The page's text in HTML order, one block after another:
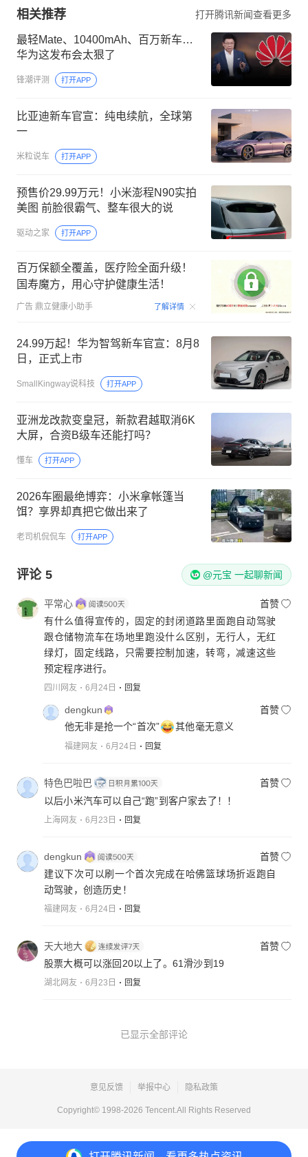
相关推荐 打开腾讯新闻查看更多
最轻Mate、10400mAh、百万新车…
华为这发布会太狠了
锋潮评测 打开APP
比亚迪新车官宣：纯电续航，全球第
一
米粒说车 打开APP
预售价29.99万元！小米澎程N90实拍
美图 前脸很霸气、整车很大的说
驱动之家 打开APP
百万保额全覆盖，医疗险全面升级！
国寿魔方，用心守护健康生活！
广告 鼎立健康小助手 了解详情 00:06
24.99万起！华为智驾新车官宣：8月8
日，正式上市
SmallKingway说科技 打开APP
亚洲龙改款变皇冠，新款君越取消6K
大屏，合资B级车还能打吗？
懂车 打开APP
2026车圈最绝博弈：小米拿帐篷当
饵？享界却真把它做出来了
老司机侃侃车 打开APP
评论 5 @元宝 一起聊新闻
平常心
首赞
有什么值得宣传的，固定的封闭道路里面跑自动驾驶
跟仓储物流车在场地里跑没什么区别，无行人，无红
绿灯，固定线路，只需要控制加速，转弯，减速这些
预定程序进行。
四川网友 6月24日 回复
dengkun
首赞
他无非是抢一个“首次”
其他毫无意义
福建网友 6月24日 回复
特色巴啦巴
首赞
以后小米汽车可以自己“跑”到客户家去了！！
上海网友 6月23日 回复
dengkun
首赞
建议下次可以刷一个首次完成在哈佛篮球场折返跑自
动驾驶，创造历史！
福建网友 6月24日 回复
天大地大
首赞
股票大概可以涨回20以上了。61滑沙到19
湖北网友 6月23日 回复
已显示全部评论
意见反馈 举报中心 隐私政策
Copyright© 1998-2026 Tencent.All Rights Reserved